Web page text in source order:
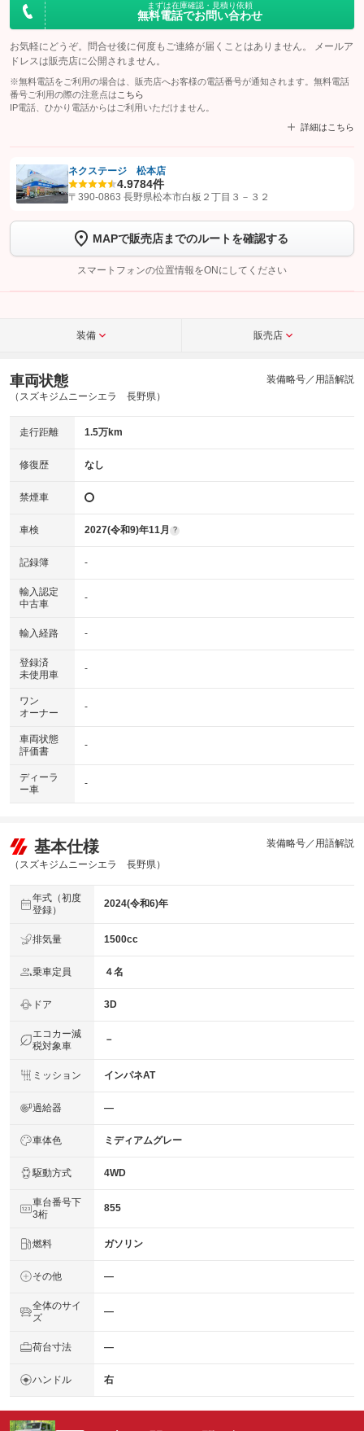
まずは在庫確認・見積り依頼
無料電話でお問い合わせ
お気軽にどうぞ。問合せ後に何度もご連絡が届くことはありません。 メールア
ドレスは販売店に公開されません。
※無料電話をご利用の場合は、販売店へお客様の電話番号が通知されます。無料電話
番号ご利用の際の注意点は こちら
IP電話、ひかり電話からはご利用いただけません。
詳細はこちら
【STEP1】認証画面でグーネットを友だち追加してから「許可する」ボタンを押
トーク画面で
ボタンをタップして問い合わせを
完了してください。
こちら
ネクステージ 松本店
4.9784件
〒390-0863 長野県松本市白板２丁目３－３２
MAPで販売店までのルートを確認する
スマートフォンの位置情報をONにしてください
装備 販売店
車両状態
（スズキジムニーシエラ 長野県）
装備略号／用語解説
走行距離 1.5万km
修復歴 なし
禁煙車
車検 2027(令和9)年11月 ?
記録簿 -
輸入認定
中古車
-
輸入経路 -
登録済
未使用車
-
ワン
オーナー
-
車両状態
評価書
-
ディーラ
ー車
-
基本仕様
（スズキジムニーシエラ 長野県）
装備略号／用語解説
年式（初度
登録）
2024(令和6)年
排気量 1500cc
乗車定員 ４名
ドア 3D
エコカー減
税対象車
－
ミッション インパネAT
過給器 ―
車体色 ミディアムグレー
駆動方式 4WD
車台番号下
3桁
855
燃料 ガソリン
その他 ―
全体のサイ
ズ
―
荷台寸法 ―
ハンドル 右